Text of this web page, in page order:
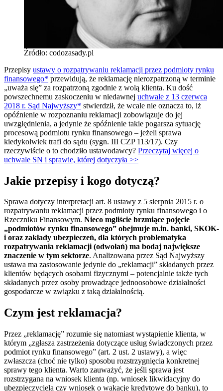
Źródło: codozasady.pl
Przepisy ustawy o rozpatrywaniu reklamacji przez podmioty rynku
finansowego* przewidują, że reklamację nierozpatrzoną w terminie
„uważa się” za rozpatrzoną zgodnie z wolą klienta. Ku dość
powszechnemu zaskoczeniu w niedawnej uchwale z 13 czerwca
2018 r. Sąd Najwyższy* stwierdził, że wcale nie oznacza to, iż
opóźnienie w rozpoznaniu reklamacji zobowiązuje do jej
uwzględnienia, a jedynie że spóźnienie takie pogarsza sytuację
procesową podmiotu rynku finansowego – jeżeli sprawa
kiedykolwiek trafi do sądu (sygn. III CZP 113/17). Czy
rzeczywiście o to chodziło ustawodawcy? Przeczytaj więcej o
uchwale SN i sprawie, której dotyczyła >>
Jakie przepisy i kogo dotyczą?
Sprawa dotyczy interpretacji art. 8 ustawy z 5 sierpnia 2015 r. o
rozpatrywaniu reklamacji przez podmioty rynku finansowego i o
Rzeczniku Finansowym. Nieco mgliście brzmiące pojęcie
„podmiotów rynku finansowego” obejmuje m.in. banki, SKOK-
i oraz zakłady ubezpieczeń, dla których problematyka
rozpatrywania reklamacji (odwołań) ma bodaj największe
znaczenie w tym sektorze. Analizowana przez Sąd Najwyższy
ustawa ma zastosowanie jedynie do „reklamacji” składanych przez
klientów będących osobami fizycznymi – potencjalnie także tych
składanych przez osoby prowadzące jednoosobowe działalności
gospodarcze w związku z taką działalnością.
Czym jest reklamacja?
Przez „reklamację” rozumie się natomiast wystąpienie klienta, w
którym „zgłasza zastrzeżenia dotyczące usług świadczonych przez
podmiot rynku finansowego” (art. 2 ust. 2 ustawy), a więc
zwłaszcza (choć nie tylko) sposobu rozstrzygnięcia konkretnej
sprawy tego klienta. Warto zauważyć, że jeśli sprawa jest
rozstrzygana na wniosek klienta (np. wniosek likwidacyjny do
ubezpieczyciela czy wniosek o wakacje kredytowe do banku), to